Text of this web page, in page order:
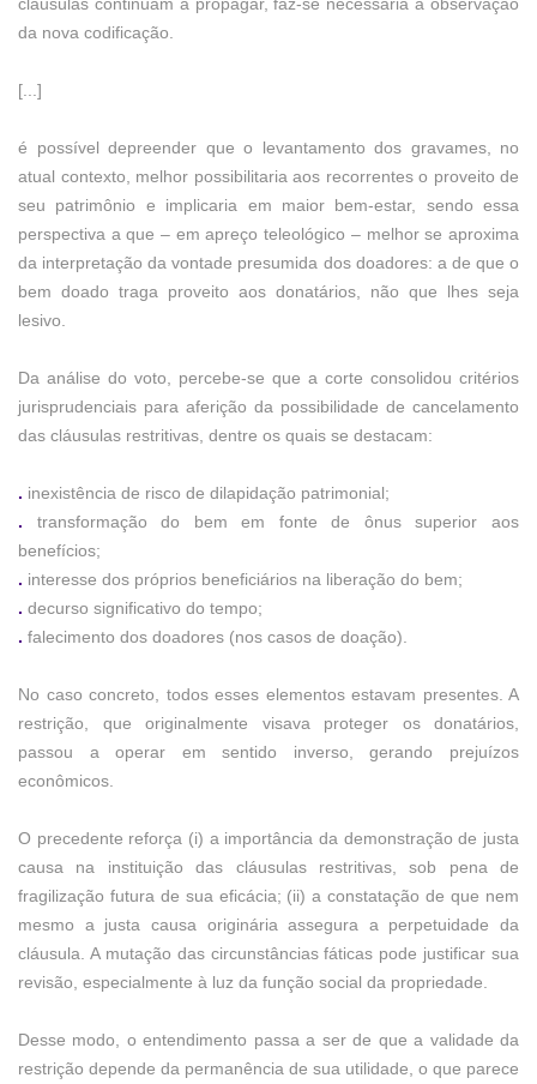
da nova codificação.
[...]
é possível depreender que o levantamento dos gravames, no
atual contexto, melhor possibilitaria aos recorrentes o proveito de
seu patrimônio e implicaria em maior bem-estar, sendo essa
perspectiva a que – em apreço teleológico – melhor se aproxima
da interpretação da vontade presumida dos doadores: a de que o
bem doado traga proveito aos donatários, não que lhes seja
lesivo.
Da análise do voto, percebe-se que a corte consolidou critérios
jurisprudenciais para aferição da possibilidade de cancelamento
das cláusulas restritivas, dentre os quais se destacam:
. inexistência de risco de dilapidação patrimonial;
. transformação do bem em fonte de ônus superior aos
benefícios;
. interesse dos próprios beneficiários na liberação do bem;
. decurso significativo do tempo;
. falecimento dos doadores (nos casos de doação).
No caso concreto, todos esses elementos estavam presentes. A
restrição, que originalmente visava proteger os donatários,
passou a operar em sentido inverso, gerando prejuízos
econômicos.
O precedente reforça (i) a importância da demonstração de justa
causa na instituição das cláusulas restritivas, sob pena de
fragilização futura de sua eficácia; (ii) a constatação de que nem
mesmo a justa causa originária assegura a perpetuidade da
cláusula. A mutação das circunstâncias fáticas pode justificar sua
revisão, especialmente à luz da função social da propriedade.
Desse modo, o entendimento passa a ser de que a validade da
restrição depende da permanência de sua utilidade, o que parece